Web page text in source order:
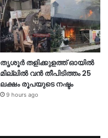
തൃശൂര്‍ തളിക്കുളത്ത് ഓയില്‍
മില്ലില്‍ വൻ തീപിടിത്തം 25
ലക്ഷം രൂപയുടെ നഷ്ടം
9 hours ago